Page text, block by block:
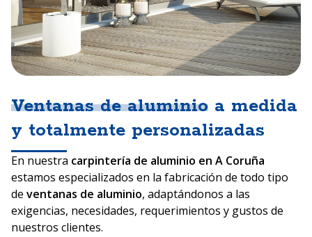
Ventanas de aluminio a medida
y totalmente personalizadas
En nuestra carpintería de aluminio en A Coruña
estamos especializados en la fabricación de todo tipo
de ventanas de aluminio, adaptándonos a las
exigencias, necesidades, requerimientos y gustos de
nuestros clientes.